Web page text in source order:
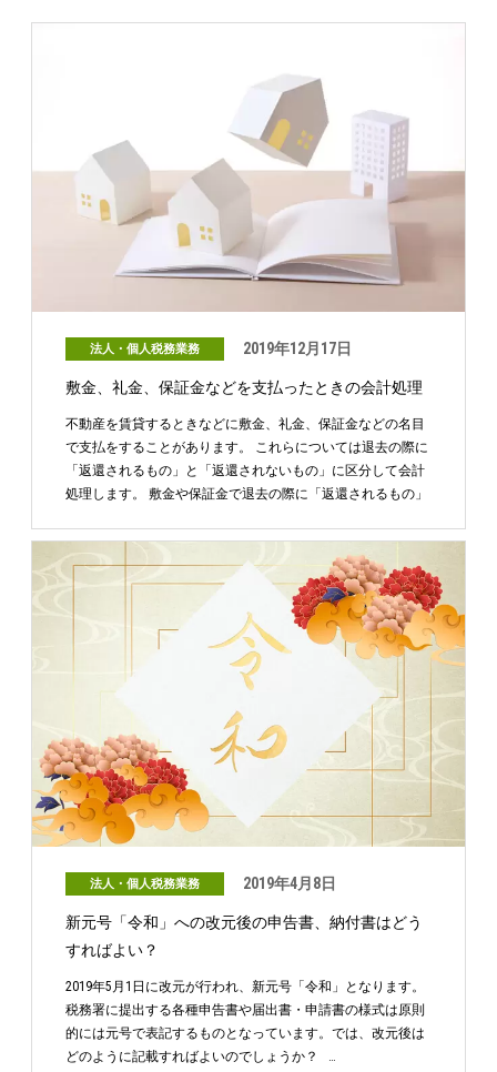
法人・個人税務業務 2019年12月17日
敷金、礼金、保証金などを支払ったときの会計処理
不動産を賃貸するときなどに敷金、礼金、保証金などの名目
で支払をすることがあります。 これらについては退去の際に
「返還されるもの」と「返還されないもの」に区分して会計
処理します。 敷金や保証金で退去の際に「返還されるもの」
法人・個人税務業務 2019年4月8日
新元号「令和」への改元後の申告書、納付書はどう
すればよい？
2019年5月1日に改元が行われ、新元号「令和」となります。
税務署に提出する各種申告書や届出書・申請書の様式は原則
的には元号で表記するものとなっています。では、改元後は
どのように記載すればよいのでしょうか？ …